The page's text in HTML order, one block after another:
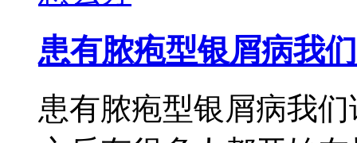
患有脓疱型银屑病我们
患有脓疱型银屑病我